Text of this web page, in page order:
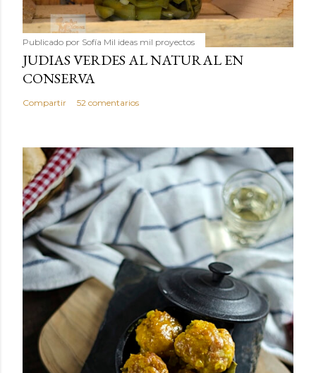
Publicado por Sofía Mil ideas mil proyectos
JUDIAS VERDES AL NATURAL EN
CONSERVA
Compartir 52 comentarios